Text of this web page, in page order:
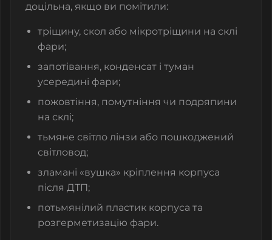
доцільна, якщо ви помітили:
тріщину, скол або мікротріщини на склі
фари;
запотівання, конденсат і туман
усередині фари;
пожовтіння, помутніння чи подряпини
на склі;
тьмяне світло лінзи або пошкоджений
світловод;
зламані «вушка» кріплення корпуса
після ДТП;
потьмянілий пластик корпуса та
розгерметизацію фари.